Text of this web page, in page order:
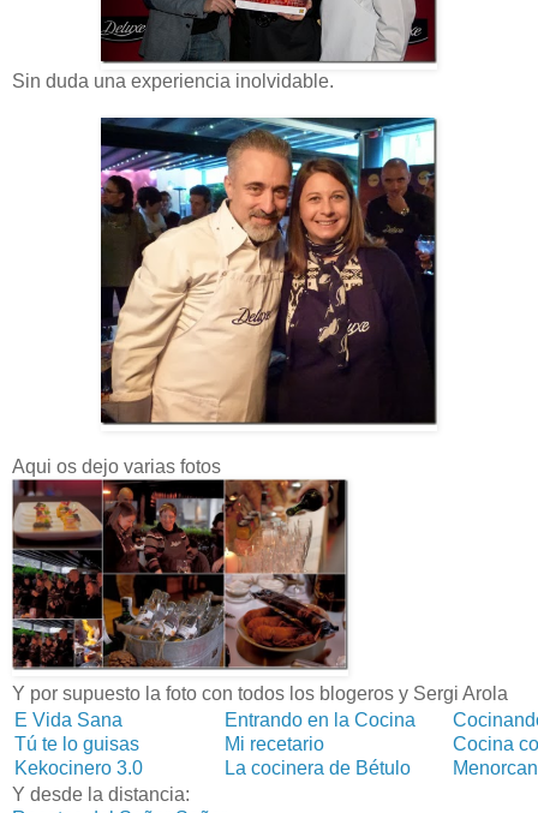
Sin duda una experiencia inolvidable.
Aqui os dejo varias fotos
Y por supuesto la foto con todos los blogeros y Sergi Arola
E Vida Sana
Tú te lo guisas
Kekocinero 3.0
Entrando en la Cocina
Mi recetario
La cocinera de Bétulo
Cocina
Y desde la distancia: